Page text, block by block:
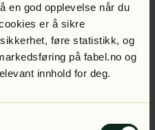
en god opplevelse når du
er å sikre
føre statistikk, og
på fabel.no og
innhold for deg.